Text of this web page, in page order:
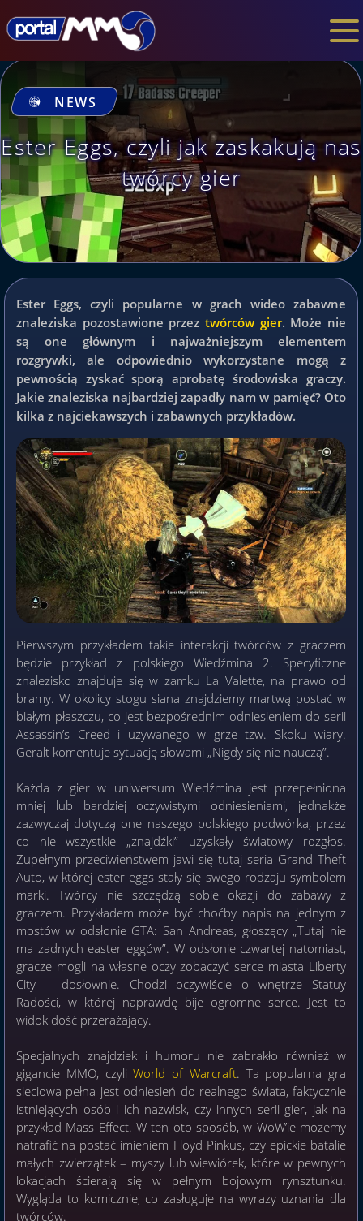
NEWS
Ester Eggs, czyli jak zaskakują nas
twórcy gier
Ester Eggs, czyli popularne w grach wideo zabawne
znaleziska pozostawione przeztwórców gier. Może nie
są one głównym i najważniejszym elementem
rozgrywki, ale odpowiednio wykorzystane mogą z
pewnością zyskać sporą aprobatę środowiska graczy.
Jakie znaleziska najbardziej zapadły nam w pamięć? Oto
kilka z najciekawszych i zabawnych przykładów.
Pierwszym przykładem takie interakcji twórców z graczem
będzie przykład z polskiego Wiedźmina 2. Specyficzne
znalezisko znajduje się w zamku La Valette, na prawo od
bramy. W okolicy stogu siana znajdziemy martwą postać w
białym płaszczu, co jest bezpośrednim odniesieniem do serii
Assassin’s Creed i używanego w grze tzw. Skoku wiary.
Geralt komentuje sytuację słowami „Nigdy się nie nauczą”.
Każda z gier w uniwersum Wiedźmina jest przepełniona
mniej lub bardziej oczywistymi odniesieniami, jednakże
zazwyczaj dotyczą one naszego polskiego podwórka, przez
co nie wszystkie „znajdźki” uzyskały światowy rozgłos.
Zupełnym przeciwieństwem jawi się tutaj seria Grand Theft
Auto, w której ester eggs stały się swego rodzaju symbolem
marki. Twórcy nie szczędzą sobie okazji do zabawy z
graczem. Przykładem może być choćby napis na jednym z
mostów w odsłonie GTA: San Andreas, głoszący „Tutaj nie
ma żadnych easter eggów”. W odsłonie czwartej natomiast,
gracze mogli na własne oczy zobaczyć serce miasta Liberty
City – dosłownie. Chodzi oczywiście o wnętrze Statuy
Radości, w której naprawdę bije ogromne serce. Jest to
widok dość przerażający.
Specjalnych znajdziek i humoru nie zabrakło również w
gigancie MMO, czyliWorld of Warcraft. Ta popularna gra
sieciowa pełna jest odniesień do realnego świata, faktycznie
istniejących osób i ich nazwisk, czy innych serii gier, jak na
przykład Mass Effect. W ten oto sposób, w WoW’ie możemy
natrafić na postać imieniem Floyd Pinkus, czy epickie batalie
małych zwierzątek – myszy lub wiewiórek, które w pewnych
lokacjach ścierają się w pełnym bojowym rynsztunku.
Wygląda to komicznie, co zasługuje na wyrazy uznania dla
twórców.